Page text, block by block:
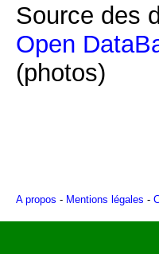
Source des
Open
(photos)
A propos - Mentions légales -